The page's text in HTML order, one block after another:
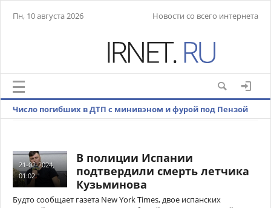
Пн, 10 августа 2026 Новости со всего интернета
Число погибших в ДТП с минивэном и фурой под Пензой
21-02-2024,
01:02
В полиции Испании
подтвердили смерть летчика
Кузьминова
Будто сообщает газета New York Times, двое испанских